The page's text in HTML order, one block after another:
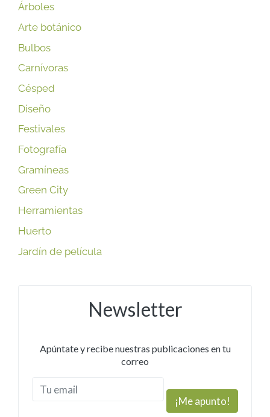
Árboles
Arte botánico
Bulbos
Carnívoras
Césped
Diseño
Festivales
Fotografía
Gramíneas
Green City
Herramientas
Huerto
Jardín de película
Newsletter
Apúntate y recibe nuestras publicaciones en tu
correo